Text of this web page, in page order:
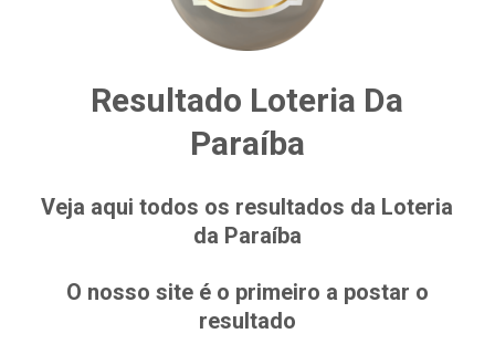
Resultado Loteria Da
Paraíba
Veja aqui todos os resultados da Loteria
da Paraíba
O nosso site é o primeiro a postar o
resultado